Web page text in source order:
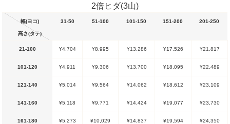
2倍ヒダ(3山)
幅(ヨコ)
高さ(タテ)
31-50 51-100 101-150 151-200 201-250
21-100 ¥4,704 ¥8,995 ¥13,286 ¥17,526 ¥21,817
101-120 ¥4,911 ¥9,306 ¥13,700 ¥18,095 ¥22,489
121-140 ¥5,014 ¥9,564 ¥14,062 ¥18,612 ¥23,109
141-160 ¥5,118 ¥9,771 ¥14,424 ¥19,077 ¥23,730
161-180 ¥5,273 ¥10,029 ¥14,837 ¥19,594 ¥24,350